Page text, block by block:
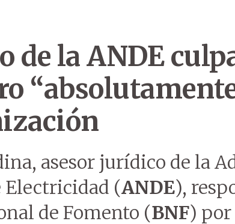
de la ANDE
asesor jurídico de la
Electricidad (ANDE),
de Fomento (BNF) por